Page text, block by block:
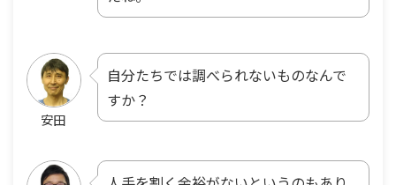
安田
自分たちでは調べられないものなんで
すか？